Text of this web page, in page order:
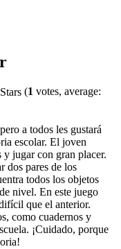
(1 votes, average:
a todos les gustará
escolar. El joven
y jugar con gran placer.
dos pares de los
todos los objetos
nivel. En este juego
que el anterior.
como cuadernos y
¡Cuidado, porque